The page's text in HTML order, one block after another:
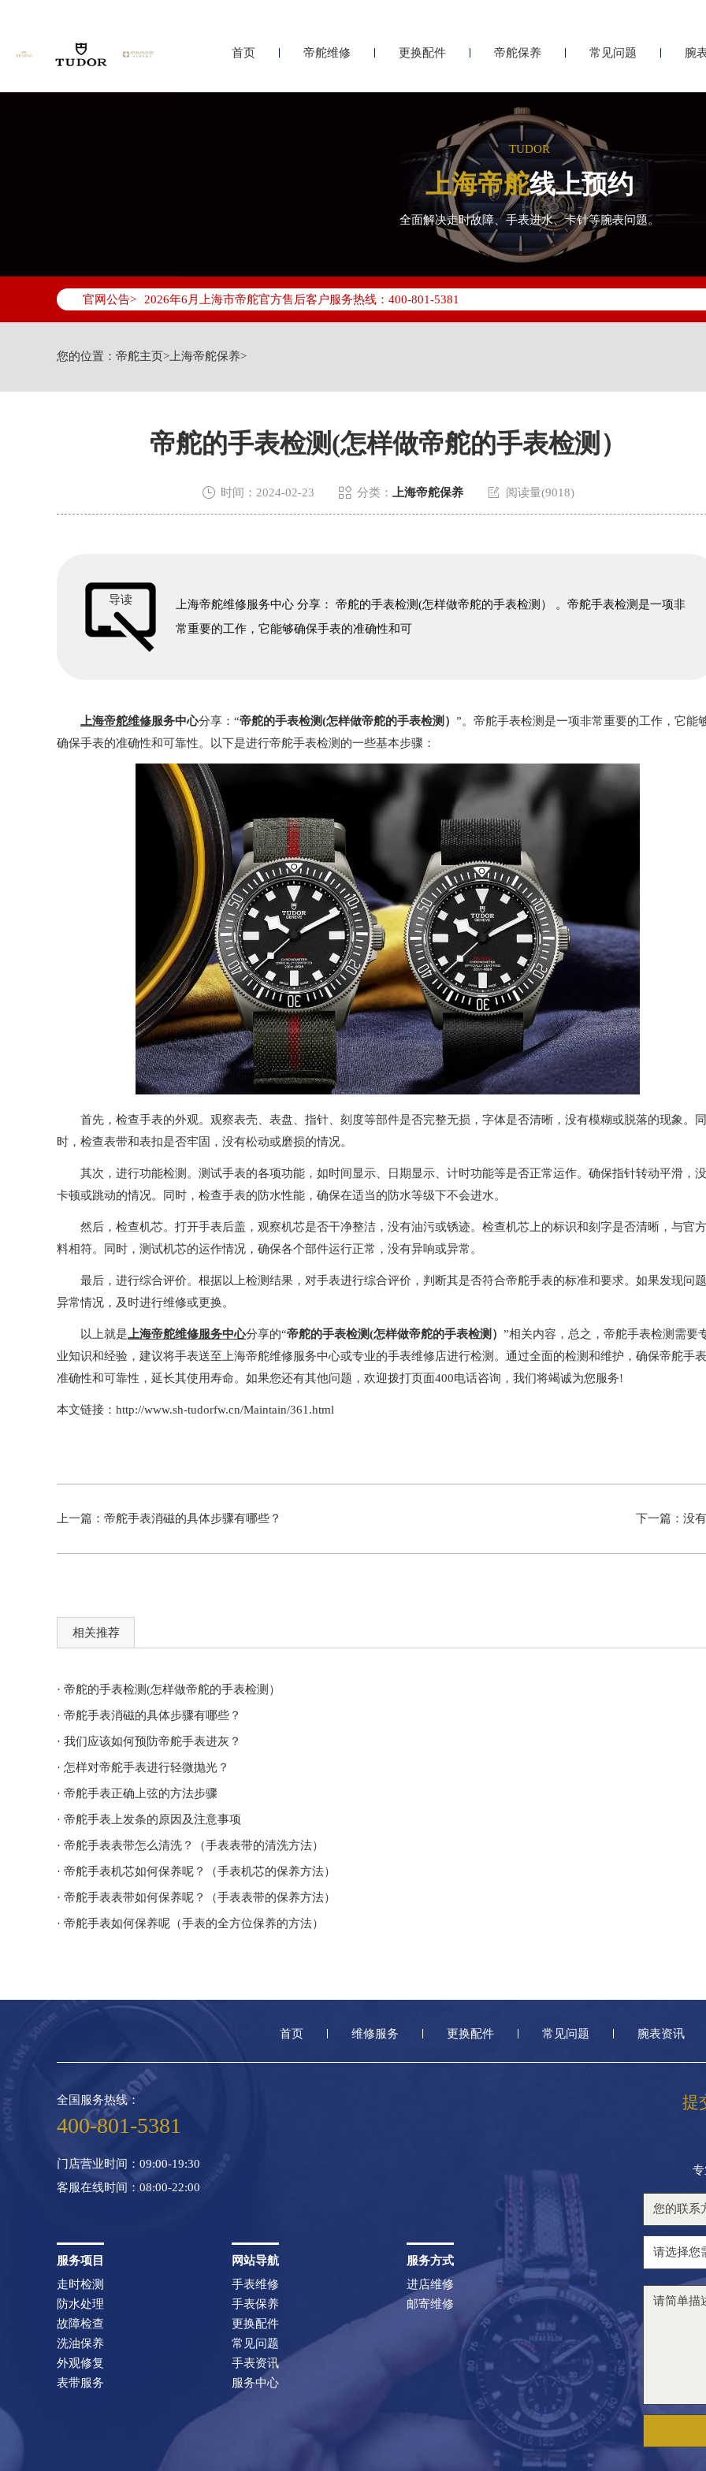
首页 帝舵维修 更换配件 帝舵保养 常见问题 腕
TUDOR
上海帝舵线上预约
全面解决走时故障、手表进水、卡针等腕表问题。
官网公告>
2026年6月上海市帝舵官方售后客户服务热线：400-801-5381
2026年6月帝舵售后服务中心最新网点地址：
上海市徐汇区虹桥路3号港汇中心写字楼2座37层3705室（需提前预约）
上海市黄浦区南京东路299号宏伊国际广场写字楼8层806室帝舵售后服务中心（需提前预约）
您的位置： 帝舵主页>上海帝舵保养>
帝舵的手表检测(怎样做帝舵的手表检测）
 时间：2024-02-23  分类： 上海帝舵保养  阅读量(9018)
导读
上海帝舵维修服务中心 分享： 帝舵的手表检测(怎样做帝舵的手表检测） 。帝舵手表检测是一项非
常重要的工作，它能够确保手表的准确性和可
上海帝舵维修服务中心分享：“帝舵的手表检测(怎样做帝舵的手表检测） ”。帝舵手表检测是一项非常重要的工作，它能
确保手表的准确性和可靠性。以下是进行帝舵手表检测的一些基本步骤：
首先，检查手表的外观。观察表壳、表盘、指针、刻度等部件是否完整无损，字体是否清晰，没有模糊或脱落的现象。同
时，检查表带和表扣是否牢固，没有松动或磨损的情况。
其次，进行功能检测。测试手表的各项功能，如时间显示、日期显示、计时功能等是否正常运作。确保指针转动平滑，
卡顿或跳动的情况。同时，检查手表的防水性能，确保在适当的防水等级下不会进水。
然后，检查机芯。打开手表后盖，观察机芯是否干净整洁，没有油污或锈迹。检查机芯上的标识和刻字是否清晰，与官
料相符。同时，测试机芯的运作情况，确保各个部件运行正常，没有异响或异常。
最后，进行综合评价。根据以上检测结果，对手表进行综合评价，判断其是否符合帝舵手表的标准和要求。如果发现问
异常情况，及时进行维修或更换。
以上就是 上海帝舵维修服务中心分享的“帝舵的手表检测(怎样做帝舵的手表检测） ”相关内容，总之，帝舵手表检测需要
业知识和经验，建议将手表送至上海帝舵维修服务中心或专业的手表维修店进行检测。通过全面的检测和维护，确保帝舵手
准确性和可靠性，延长其使用寿命。如果您还有其他问题，欢迎拨打页面400电话咨询，我们将竭诚为您服务!
本文链接：http://www.sh-tudorfw.cn/Maintain/361.html
上一篇： 帝舵手表消磁的具体步骤有哪些？ 下一篇：没
相关推荐
· 帝舵的手表检测(怎样做帝舵的手表检测）
· 帝舵手表消磁的具体步骤有哪些？
· 我们应该如何预防帝舵手表进灰？
· 怎样对帝舵手表进行轻微抛光？
· 帝舵手表正确上弦的方法步骤
· 帝舵手表上发条的原因及注意事项
· 帝舵手表表带怎么清洗？（手表表带的清洗方法）
· 帝舵手表机芯如何保养呢？（手表机芯的保养方法）
· 帝舵手表表带如何保养呢？（手表表带的保养方法）
· 帝舵手表如何保养呢（手表的全方位保养的方法）
首页 维修服务 更换配件 常见问题 腕表资讯
提
全国服务热线：
400-801-5381
门店营业时间：09:00-19:30
客服在线时间：08:00-22:00
服务项目
走时检测
防水处理
故障检查
洗油保养
外观修复
表带服务
网站导航
手表维修
手表保养
更换配件
常见问题
手表资讯
服务中心
服务方式
进店维修
邮寄维修